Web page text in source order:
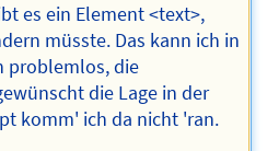
es ein Element <text>,
müsste. Das kann ich in
problemlos, die
die Lage in der
komm' ich da nicht 'ran.